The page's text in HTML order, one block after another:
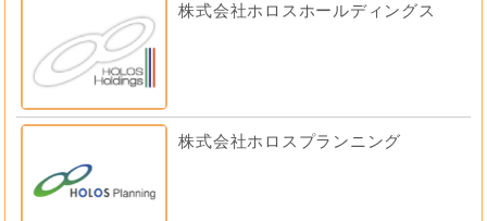
株式会社ホロスホールディングス
株式会社ホロスプランニング